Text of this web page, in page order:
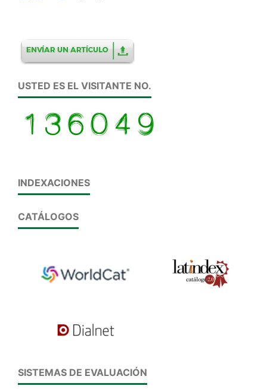
USTED ES EL VISITANTE NO.
INDEXACIONES
CATÁLOGOS
SISTEMAS DE EVALUACIÓN